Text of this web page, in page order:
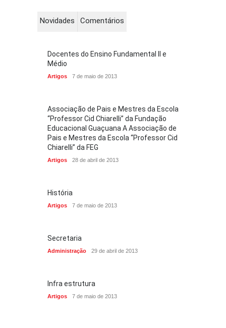
Novidades Comentários
Docentes do Ensino Fundamental II e
Médio
Artigos 7 de maio de 2013
Associação de Pais e Mestres da Escola
“Professor Cid Chiarelli” da Fundação
Educacional Guaçuana A Associação de
Pais e Mestres da Escola “Professor Cid
Chiarelli” da FEG
Artigos 28 de abril de 2013
História
Artigos 7 de maio de 2013
Secretaria
Administração 29 de abril de 2013
Infra estrutura
Artigos 7 de maio de 2013